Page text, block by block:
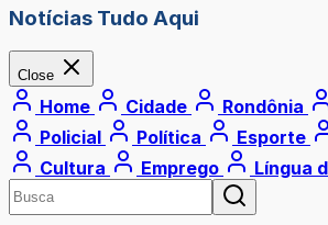
Notícias Tudo Aqui
Close
Home Cidade Rondônia
Policial
Política Esporte
Cultura
Emprego Língua